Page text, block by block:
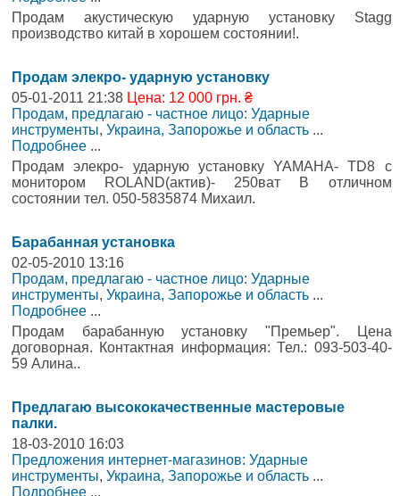
Продам акустическую ударную установку Stagg
производство китай в хорошем состоянии!.
Продам элекро- ударную установку
05-01-2011 21:38 Цена: 12 000 грн. ₴
Продам, предлагаю - частное лицо: Ударные
инструменты, Украина, Запорожье и область ...
Подробнее ...
Продам элекро- ударную установку YAMAHA- TD8 с
монитором ROLAND(актив)- 250ват В отличном
состоянии тел. 050-5835874 Михаил.
Барабанная установка
02-05-2010 13:16
Продам, предлагаю - частное лицо: Ударные
инструменты, Украина, Запорожье и область ...
Подробнее ...
Продам барабанную установку "Премьер". Цена
договорная. Контактная информация: Тел.: 093-503-40-
59 Алина..
Предлагаю высококачественные мастеровые
палки.
18-03-2010 16:03
Предложения интернет-магазинов: Ударные
инструменты, Украина, Запорожье и область ...
Подробнее ...